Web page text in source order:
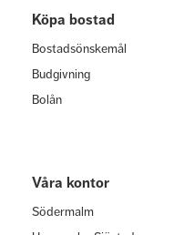
Köpa bostad
Bostadsönskemål
Budgivning
Bolån
Våra kontor
Södermalm